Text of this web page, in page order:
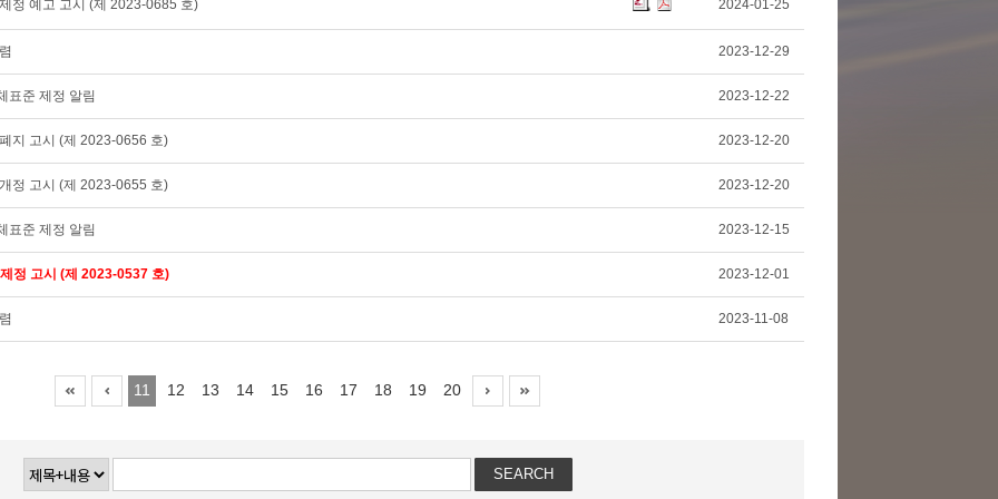
정 예고 고시 (제 2023-0685 호) 2024-01-25
2023-12-29
표준 제정 알림 2023-12-22
지 고시 (제 2023-0656 호) 2023-12-20
정 고시 (제 2023-0655 호) 2023-12-20
표준 제정 알림 2023-12-15
정 고시 (제 2023-0537 호) 2023-12-01
2023-11-08
11 12 13 14 15 16 17 18 19 20